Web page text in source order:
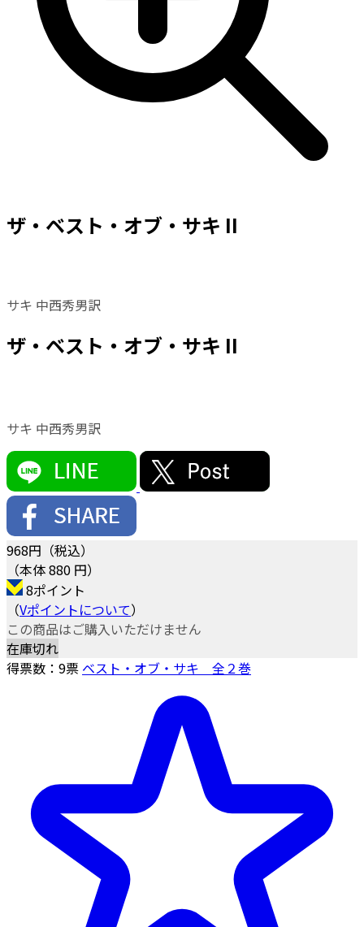
ザ・ベスト・オブ・サキ II
サキ 中西秀男訳
ザ・ベスト・オブ・サキ II
サキ 中西秀男訳
968円（税込）
（本体 880 円）
8ポイント
（Vポイントについて）
この商品はご購入いただけません
在庫切れ
得票数： 9票 ベスト・オブ・サキ 全２巻